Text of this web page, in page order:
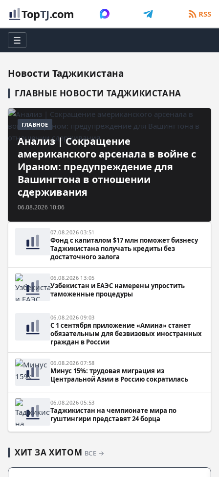
TopTJ.com RSS
☰
Новости Таджикистана
ГЛАВНЫЕ НОВОСТИ ТАДЖИКИСТАНА
ГЛАВНОЕ
Анализ | Сокращение
американского арсенала в войне с
Ираном: предупреждение для
Вашингтона в отношении
сдерживания
06.08.2026 10:06
07.08.2026 03:51
Фонд с капиталом $17 млн поможет бизнесу
Таджикистана получать кредиты без
достаточного залога
06.08.2026 13:05
Узбекистан и ЕАЭС намерены упростить
таможенные процедуры
06.08.2026 09:03
С 1 сентября приложение «Амина» станет
обязательным для безвизовых иностранных
граждан в России
06.08.2026 07:58
Минус 15%: трудовая миграция из
Центральной Азии в Россию сократилась
06.08.2026 05:53
Таджикистан на чемпионате мира по
гуштингири представят 24 борца
ХИТ ЗА ХИТОМ ВСЕ →